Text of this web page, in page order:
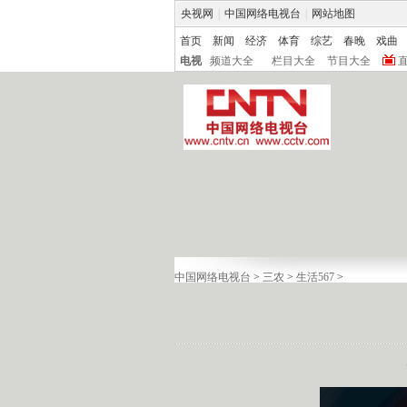
央视网 中国网络电视台 网站地图
首页 新闻 经济 体育 综艺 春晚
戏曲
电视
频道大全 栏目大全 节目大全
中国网络电视台 > 三农 > 生活567 >